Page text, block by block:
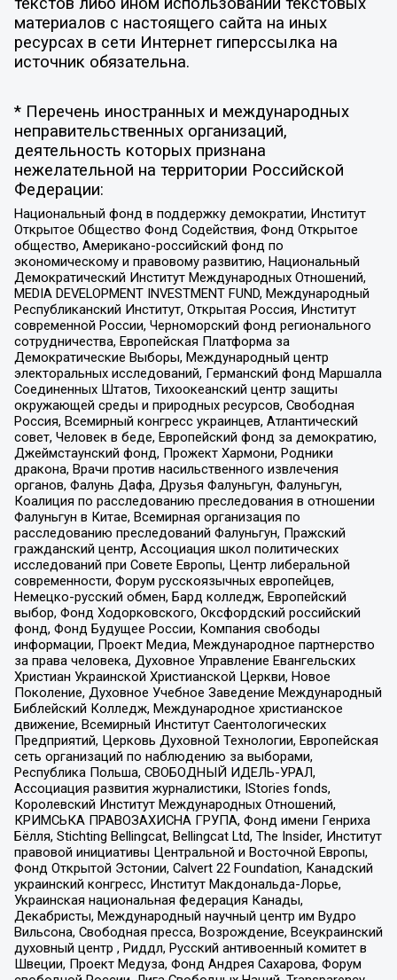
материалов с настоящего сайта на иных
ресурсах в сети Интернет гиперссылка на
источник обязательна.
* Перечень иностранных и международных
неправительственных организаций,
деятельность которых признана
нежелательной на территории Российской
Федерации:
Национальный фонд в поддержку демократии, Институт
Открытое Общество Фонд Содействия, Фонд Открытое
общество, Американо-российский фонд по
экономическому и правовому развитию, Национальный
Демократический Институт Международных Отношений,
MEDIA DEVELOPMENT INVESTMENT FUND, Международный
Республиканский Институт, Открытая Россия, Институт
современной России, Черноморский фонд регионального
сотрудничества, Европейская Платформа за
Демократические Выборы, Международный центр
электоральных исследований, Германский фонд Маршалла
Соединенных Штатов, Тихоокеанский центр защиты
окружающей среды и природных ресурсов, Свободная
Россия, Всемирный конгресс украинцев, Атлантический
совет, Человек в беде, Европейский фонд за демократию,
Джеймстаунский фонд, Прожект Хармони, Родники
дракона, Врачи против насильственного извлечения
органов, Фалунь Дафа, Друзья Фалуньгун, Фалуньгун,
Коалиция по расследованию преследования в отношении
Фалуньгун в Китае, Всемирная организация по
расследованию преследований Фалуньгун, Пражский
гражданский центр, Ассоциация школ политических
исследований при Совете Европы, Центр либеральной
современности, Форум русскоязычных европейцев,
Немецко-русский обмен, Бард колледж, Европейский
выбор, Фонд Ходорковского, Оксфордский российский
фонд, Фонд Будущее России, Компания свободы
информации, Проект Медиа, Международное партнерство
за права человека, Духовное Управление Евангельских
Христиан Украинской Христианской Церкви, Новое
Поколение, Духовное Учебное Заведение Международный
Библейский Колледж, Международное христианское
движение, Всемирный Институт Саентологических
Предприятий, Церковь Духовной Технологии, Европейская
сеть организаций по наблюдению за выборами,
Республика Польша, СВОБОДНЫЙ ИДЕЛЬ-УРАЛ,
Ассоциация развития журналистики, IStories fonds,
Королевский Институт Международных Отношений,
КРИМСЬКА ПРАВОЗАХИСНА ГРУПА, Фонд имени Генриха
Бёлля, Stichting Bellingcat, Bellingcat Ltd, The Insider, Институт
правовой инициативы Центральной и Восточной Европы,
Фонд Открытой Эстонии, Calvert 22 Foundation, Канадский
украинский конгресс, Институт Макдональда-Лорье,
Украинская национальная федерация Канады,
Декабристы, Международный научный центр им Вудро
Вильсона, Свободная пресса, Возрождение, Всеукраинский
духовный центр , Риддл, Русский антивоенный комитет в
Швеции, Проект Медуза, Фонд Андрея Сахарова, Форум